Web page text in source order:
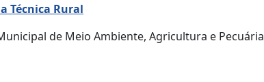
Técnica Rural
de Meio Ambiente, Agricultura e Pecuária